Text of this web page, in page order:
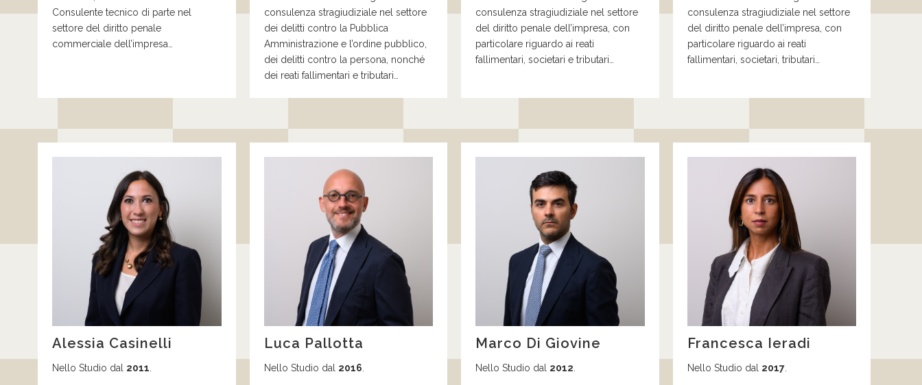
Consulente tecnico di parte nel
settore del diritto penale
commerciale dell’impresa…
consulenza stragiudiziale nel settore
dei delitti contro la Pubblica
Amministrazione e l’ordine pubblico,
dei delitti contro la persona, nonché
dei reati fallimentari e tributari…
consulenza stragiudiziale nel settore
del diritto penale dell’impresa, con
particolare riguardo ai reati
fallimentari, societari e tributari…
consulenza stragiudiziale nel settore
del diritto penale dell’impresa, con
particolare riguardo ai reati
fallimentari, societari, tributari…
Alessia Casinelli
Nello Studio dal 2011
Luca Pallotta
Nello Studio dal 2016
Marco Di Giovine
Nello Studio dal 2012
Francesca Ieradi
Nello Studio dal 2017.